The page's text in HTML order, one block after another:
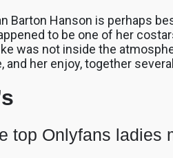
Barton Hanson is perhaps
to be one of her
was not inside the
her enjoy, together
top Onlyfans ladies